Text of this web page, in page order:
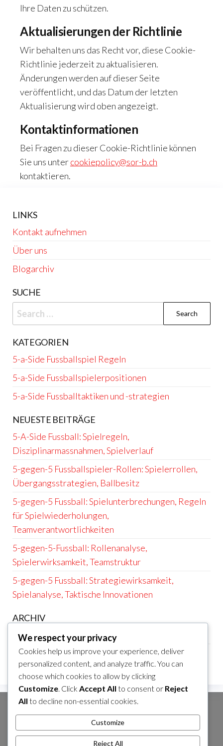
Ihre Daten zu schützen.
Aktualisierungen der Richtlinie
Wir behalten uns das Recht vor, diese Cookie-
Richtlinie jederzeit zu aktualisieren.
Änderungen werden auf dieser Seite
veröffentlicht, und das Datum der letzten
Aktualisierung wird oben angezeigt.
Kontaktinformationen
Bei Fragen zu dieser Cookie-Richtlinie können
Sie uns untercookiepolicy@sor-b.ch
kontaktieren.
LINKS
Kontakt aufnehmen
Über uns
Blogarchiv
SUCHE
Search
for:
KATEGORIEN
5-a-Side Fussballspiel Regeln
5-a-Side Fussballspielerpositionen
5-a-Side Fussballtaktiken und -strategien
NEUESTE BEITRÄGE
5-A-Side Fussball: Spielregeln,
Disziplinarmassnahmen, Spielverlauf
5-gegen-5 Fussballspieler-Rollen: Spielerrollen,
Übergangsstrategien, Ballbesitz
5-gegen-5 Fussball: Spielunterbrechungen, Regeln
für Spielwiederholungen,
Teamverantwortlichkeiten
5-gegen-5-Fussball: Rollenanalyse,
Spielerwirksamkeit, Teamstruktur
5-gegen-5 Fussball: Strategiewirksamkeit,
Spielanalyse, Taktische Innovationen
ARCHIV
February 2026
January 2026
SUCHE
Search
We respect your privacy
Cookies help us improve your experience, deliver
personalized content, and analyze traffic. You can
choose which cookies to allow by clicking
Customize. Click Accept All to consent or Reject
All to decline non-essential cookies.
Customize
Reject All